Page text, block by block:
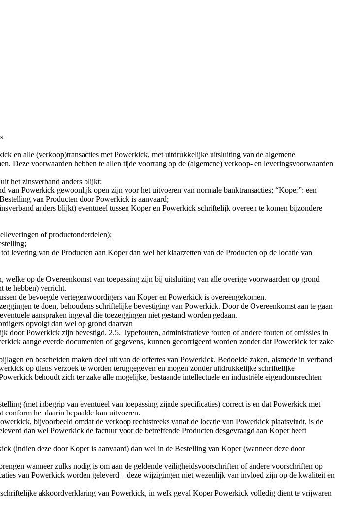
en alle (verkoop)transacties met Powerkick, met uitdrukkelijke uitsluiting van de algemene
Deze voorwaarden hebben te allen tijde voorrang op de (algemene) verkoop- en leveringsvoorwaarden
het zinsverband anders blijkt:
van Powerkick gewoonlijk open zijn voor het uitvoeren van normale banktransacties; “Koper”: een
van Producten door Powerkick is aanvaard;
anders blijkt) eventueel tussen Koper en Powerkick schriftelijk overeen te komen bijzondere
of productonderdelen);
levering van de Producten aan Koper dan wel het klaarzetten van de Producten op de locatie van
op de Overeenkomst van toepassing zijn bij uitsluiting van alle overige voorwaarden op grond
te hebben) verricht.
de bevoegde vertegenwoordigers van Koper en Powerkick is overeengekomen.
te doen, behoudens schriftelijke bevestiging van Powerkick. Door de Overeenkomst aan te gaan
aanspraken ingeval die toezeggingen niet gestand worden gedaan.
opvolgt dan wel op grond daarvan
door Powerkick zijn bevestigd. 2.5. Typefouten, administratieve fouten of andere fouten of omissies in
aangeleverde documenten of gegevens, kunnen gecorrigeerd worden zonder dat Powerkick ter zake
en bescheiden maken deel uit van de offertes van Powerkick. Bedoelde zaken, alsmede in verband
op diens verzoek te worden teruggegeven en mogen zonder uitdrukkelijke schriftelijke
behoudt zich ter zake alle mogelijke, bestaande intellectuele en industriële eigendomsrechten
(met inbegrip van eventueel van toepassing zijnde specificaties) correct is en dat Powerkick met
het daarin bepaalde kan uitvoeren.
bijvoorbeeld omdat de verkoop rechtstreeks vanaf de locatie van Powerkick plaatsvindt, is de
dan wel Powerkick de factuur voor de betreffende Producten desgevraagd aan Koper heeft
(indien deze door Koper is aanvaard) dan wel in de Bestelling van Koper (wanneer deze door
wanneer zulks nodig is om aan de geldende veiligheidsvoorschriften of andere voorschriften op
van Powerkick worden geleverd – deze wijzigingen niet wezenlijk van invloed zijn op de kwaliteit en
akkoordverklaring van Powerkick, in welk geval Koper Powerkick volledig dient te vrijwaren